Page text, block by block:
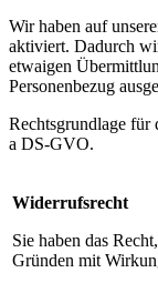
Wir haben auf
aktiviert. Dadurch
etwaigen
Personenbezug
Rechtsgrundlage für
a DS-GVO.
Widerrufsrecht
Sie haben das
Gründen mit